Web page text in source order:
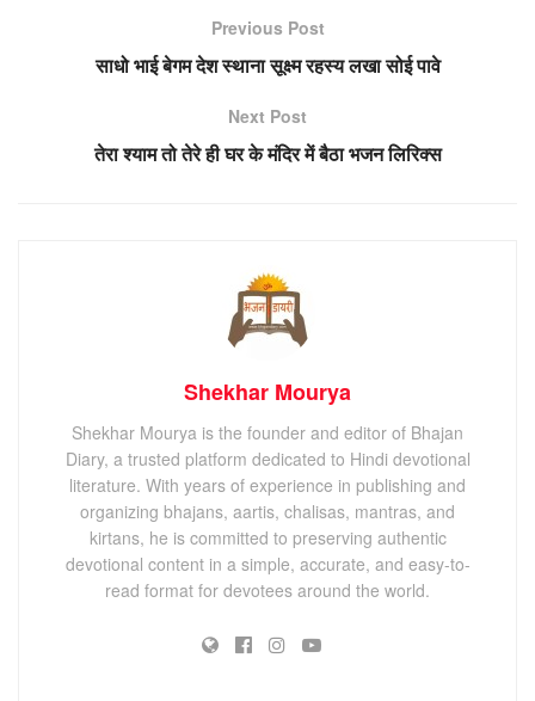
Previous Post
साधो भाई बेगम देश स्थाना सूक्ष्म रहस्य लखा सोई पावे
Next Post
तेरा श्याम तो तेरे ही घर के मंदिर में बैठा भजन लिरिक्स
Shekhar Mourya
Shekhar Mourya is the founder and editor of Bhajan
Diary, a trusted platform dedicated to Hindi devotional
literature. With years of experience in publishing and
organizing bhajans, aartis, chalisas, mantras, and
kirtans, he is committed to preserving authentic
devotional content in a simple, accurate, and easy-to-
read format for devotees around the world.